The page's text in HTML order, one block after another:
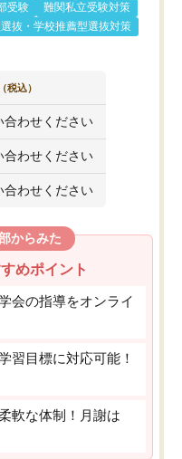
受験
難関私立受験対策
抜・学校推薦型選抜対策
（税込）
合わせください
合わせください
合わせください
からみた
めポイント
会の指導をオンライ
習目標に対応可能！
軟な体制！月謝は